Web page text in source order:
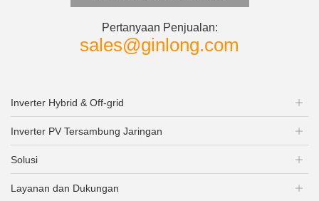
Pertanyaan Penjualan:
sales@ginlong.com
Inverter Hybrid & Off-grid
Inverter PV Tersambung Jaringan
Solusi
Layanan dan Dukungan